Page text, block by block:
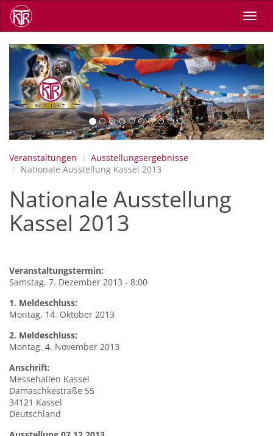
Direkt
zum
Inhalt
Previous Next
Veranstaltungen
Ausstellungsergebnisse
Nationale Ausstellung Kassel 2013
Nationale Ausstellung
Kassel 2013
Veranstaltungstermin:
Samstag, 7. Dezember 2013 - 8:00
1. Meldeschluss:
Montag, 14. Oktober 2013
2. Meldeschluss:
Montag, 4. November 2013
Anschrift:
Messehallen Kassel
Damaschkestraße 55
34121 Kassel
Deutschland